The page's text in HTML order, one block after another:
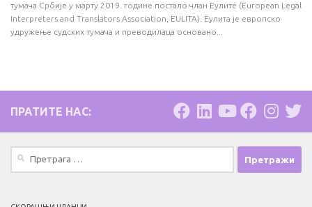
тумача Србије у марту 2019. године постало члан Еулите (European Legal
Interpreters and Translators Association, EULITA). Еулита је европско
удружење судских тумача и преводилаца основано...
ПРАТИТЕ НАС: